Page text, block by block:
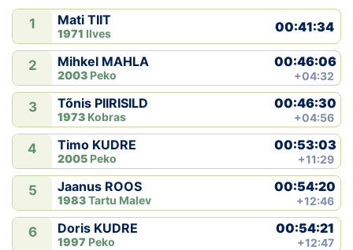
OTSI
1 Mati TIIT
1971 Ilves 00:41:34
2 Mihkel MAHLA
2003 Peko
00:46:06
+04:32
3 Tõnis PIIRISILD
1973 Kobras
00:46:30
+04:56
4 Timo KUDRE
2005 Peko
00:53:03
+11:29
5 Jaanus ROOS
1983Tartu Malev
00:54:20
+12:46
6 Doris KUDRE
1997 Peko
00:54:21
+12:47